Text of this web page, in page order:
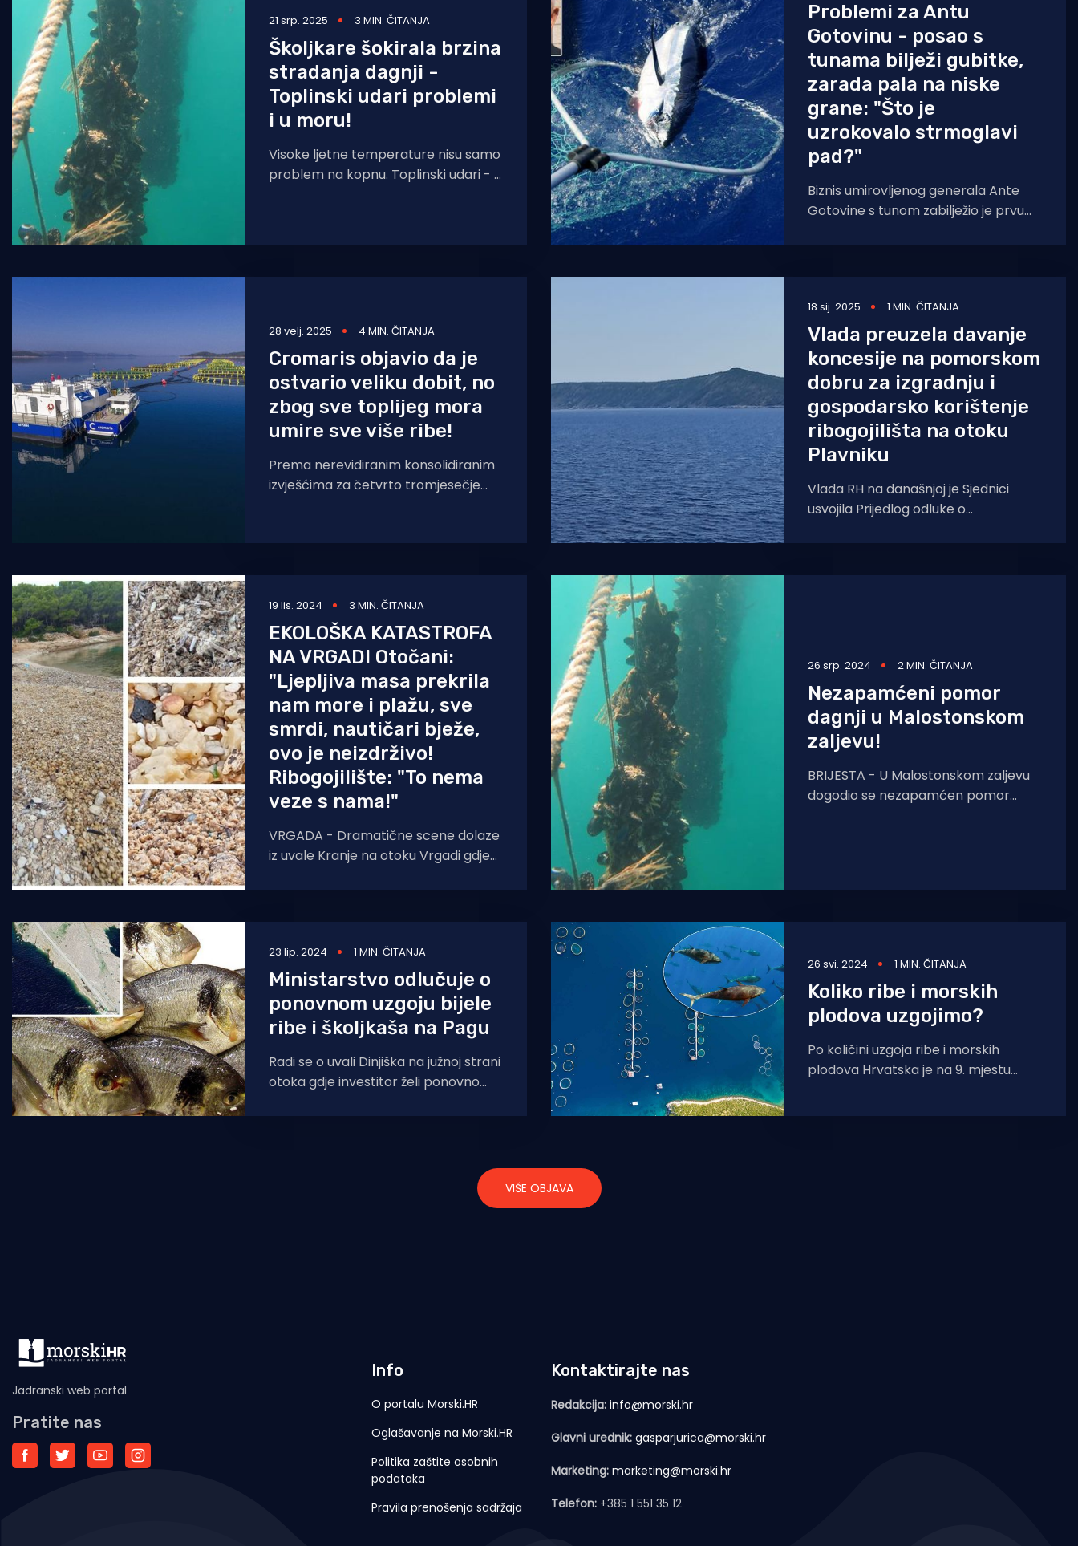
21 srp. 2025 3 MIN. ČITANJA
Školjkare šokirala brzina
stradanja dagnji -
Toplinski udari problemi
i u moru!
Visoke ljetne temperature nisu samo
problem na kopnu. Toplinski udari - i
Problemi za Antu
Gotovinu - posao s
tunama bilježi gubitke,
zarada pala na niske
grane: "Što je
uzrokovalo strmoglavi
pad?"
Biznis umirovljenog generala Ante
Gotovine s tunom zabilježio je prvu
razliku od rekordne 2023.
28 velj. 2025 4 MIN. ČITANJA
Cromaris objavio da je
ostvario veliku dobit, no
zbog sve toplijeg mora
umire sve više ribe!
Prema nerevidiranim konsolidiranim
izvješćima za četvrto tromjesečje
od 1,
18 sij. 2025 1 MIN. ČITANJA
Vlada preuzela davanje
koncesije na pomorskom
dobru za izgradnju i
gospodarsko korištenje
ribogojilišta na otoku
Plavniku
Vlada RH na današnjoj je Sjednici
usvojila Prijedlog odluke o
koncesije na pomorskom dobru za
19 lis. 2024 3 MIN. ČITANJA
EKOLOŠKA KATASTROFA
NA VRGADI Otočani:
"Ljepljiva masa prekrila
nam more i plažu, sve
smrdi, nautičari bježe,
ovo je neizdrživo!
Ribogojilište: "To nema
veze s nama!"
VRGADA - Dramatične scene dolaze
iz uvale Kranje na otoku Vrgadi gdje
jer se njihova
26 srp. 2024 2 MIN. ČITANJA
Nezapamćeni pomor
dagnji u Malostonskom
zaljevu!
BRIJESTA - U Malostonskom zaljevu
dogodio se nezapamćen pomor
23 lip. 2024 1 MIN. ČITANJA
Ministarstvo odlučuje o
ponovnom uzgoju bijele
ribe i školjkaša na Pagu
Radi se o uvali Dinjiška na južnoj strani
otoka gdje investitor želi ponovno
već postojalo.
26 svi. 2024 1 MIN. ČITANJA
Koliko ribe i morskih
plodova uzgojimo?
Po količini uzgoja ribe i morskih
plodova Hrvatska je na 9. mjestu
VIŠE OBJAVA
Jadranski web portal
Pratite nas
Info
O portalu Morski.HR
Oglašavanje na Morski.HR
Politika zaštite osobnih
podataka
Pravila prenošenja sadržaja
Kontaktirajte nas
Redakcija: info@morski.hr
Glavni urednik: gasparjurica@morski.hr
Marketing: marketing@morski.hr
Telefon: +385 1 551 35 12